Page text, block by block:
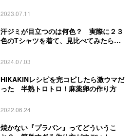
2023.07.11
汗ジミが目立つのは何色？ 実際に２３
色のTシャツを着て、見比べてみたら…
2024.07.03
HIKAKINレシピを完コピしたら激ウマだ
った 半熟トロトロ！麻薬卵の作り方
2022.06.24
焼かない『プラバン』ってどういうこ